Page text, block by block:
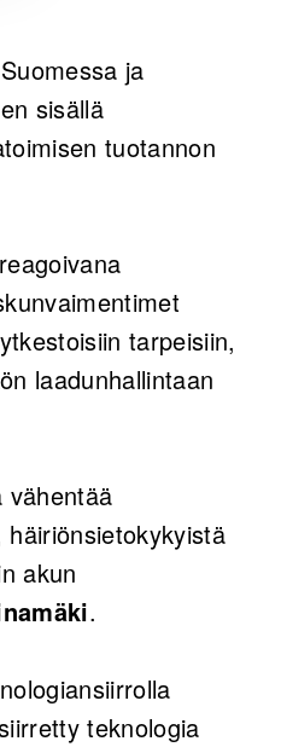
ja
sisällä
tuotannon
tarpeisiin,
laadunhallintaan
vähentää
akun
.
teknologia